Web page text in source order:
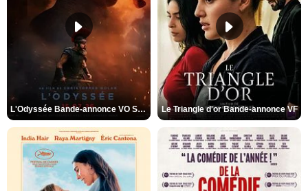
L'Odyssée Bande-annonce VO STFR Le Triangle d'or Bande-annonce VF